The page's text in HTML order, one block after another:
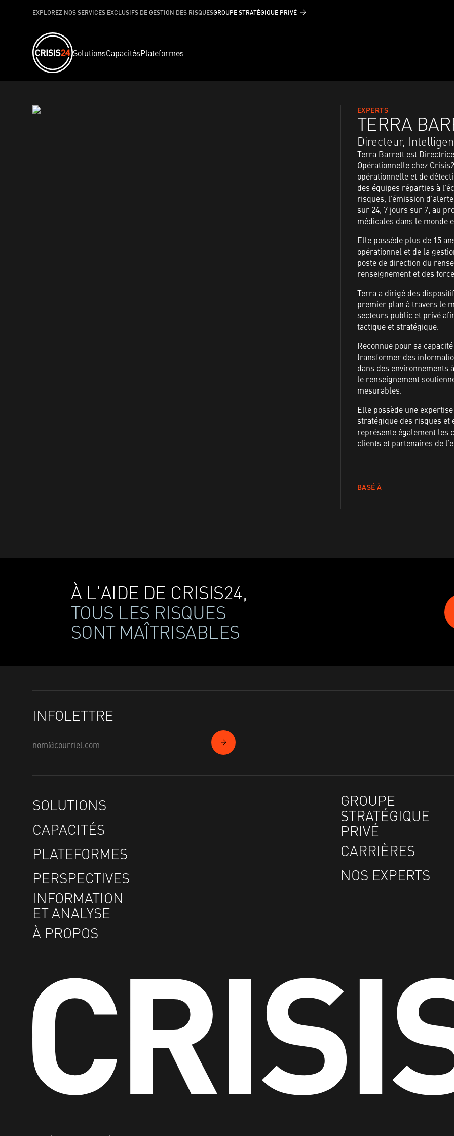
EXPLOREZ NOS SERVICES EXCLUSIFS DE GESTION DES RISQUESGROUPE STRATÉGIQUE PRIVÉ
SolutionsCapacitésPlateformes
EXPERTS
TERRA
Directeur,
Terra Barrett est
Opérationnelle chez
opérationnelle et de
des équipes réparties à
risques, l’émission
sur 24, 7 jours sur 7, au
médicales dans le monde
Elle possède plus de 15
opérationnel et de la
poste de direction du
renseignement et des
Terra a dirigé des
premier plan à travers le
secteurs public et privé
tactique et stratégique.
Reconnue pour sa
transformer des
dans des environnements
le renseignement
mesurables.
Elle possède une
stratégique des risques et
représente également les
clients et partenaires de
BASÉ À
À L'AIDE DE CRISIS24,
TOUS LES RISQUES
SONT MAÎTRISABLES
INFOLETTRE
SOLUTIONS
CAPACITÉS
PLATEFORMES
PERSPECTIVES
INFORMATION
ET ANALYSE
À PROPOS
GROUPE
STRATÉGIQUE
PRIVÉ
CARRIÈRES
NOS EXPERTS